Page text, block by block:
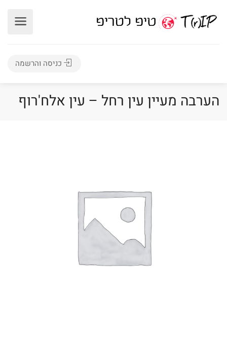
כניסה והרשמה
הערבה מעיין עין רחל – עין אלח'רוף